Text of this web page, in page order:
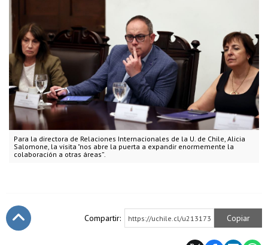
Para la directora de Relaciones Internacionales de la U. de Chile, Alicia
Salomone, la visita "nos abre la puerta a expandir enormemente la
colaboración a otras áreas”.
Compartir: https://uchile.cl/u213173 Copiar